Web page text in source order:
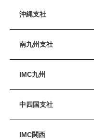
沖縄支社
南九州支社
IMC九州
中四国支社
IMC関西